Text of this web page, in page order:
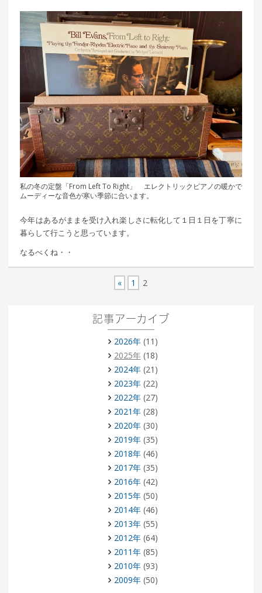
私の冬の定盤「From Left To Right」 エレクトリックピアノの暖かで
ムーディーな音色が寒い季節に合います。
今年はあるがままを受け入れ楽しさに転化して１日１日を丁寧に
暮らして行こうと思っています。
なるべくね・・
« 1 2
記事アーカイブ
2026年(11)
2025年(18)
2024年(21)
2023年(22)
2022年(27)
2021年(28)
2020年(30)
2019年(35)
2018年(46)
2017年(35)
2016年(42)
2015年(50)
2014年(46)
2013年(55)
2012年(64)
2011年(85)
2010年(93)
2009年(50)